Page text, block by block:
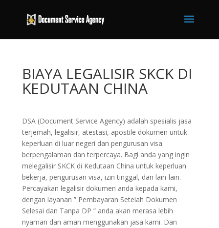
BIAYA LEGALISIR SKCK DI
KEDUTAAN CHINA
DSA (Document Service Agency) adalah spesialis jasa
terjemah, legalisir, atestasi, apostile dokumen untuk
keperluan di luar negeri dan pengurusan visa
berpengalaman dan terpercaya. Bagi anda yang ingin
melegalisir SKCK di Kedutaan China untuk keperluan
bekerja, pengurusan visa, izin tinggal, dan lain-lain.
Percayakan legalisir dokumen anda kepada kami,
dengan layanan ” Pembayaran Setelah Dokumen
Selesai dan Tanpa DP ” anda akan merasa lebih
nyaman dan aman menggunakan jasa kami. Dan